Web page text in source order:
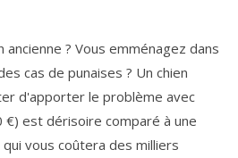
ancienne ? Vous emménagez dans
cas de punaises ? Un chien
d'apporter le problème avec
est dérisoire comparé à une
vous coûtera des milliers